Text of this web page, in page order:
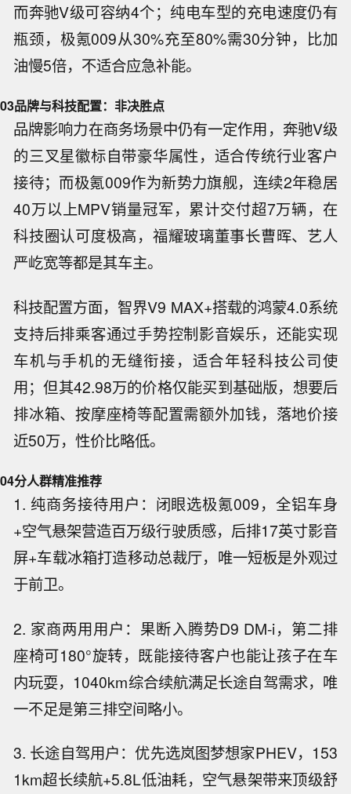
而奔驰V级可容纳4个；纯电车型的充电速度仍有
瓶颈，极氪009从30%充至80%需30分钟，比加
油慢5倍，不适合应急补能。
03品牌与科技配置：非决胜点
品牌影响力在商务场景中仍有一定作用，奔驰V级
的三叉星徽标自带豪华属性，适合传统行业客户
接待；而极氪009作为新势力旗舰，连续2年稳居
40万以上MPV销量冠军，累计交付超7万辆，在
科技圈认可度极高，福耀玻璃董事长曹晖、艺人
严屹宽等都是其车主。
科技配置方面，智界V9 MAX+搭载的鸿蒙4.0系统
支持后排乘客通过手势控制影音娱乐，还能实现
车机与手机的无缝衔接，适合年轻科技公司使
用；但其42.98万的价格仅能买到基础版，想要后
排冰箱、按摩座椅等配置需额外加钱，落地价接
近50万，性价比略低。
04分人群精准推荐
1. 纯商务接待用户：闭眼选极氪009，全铝车身
+空气悬架营造百万级行驶质感，后排17英寸影音
屏+车载冰箱打造移动总裁厅，唯一短板是外观过
于前卫。
2. 家商两用用户：果断入腾势D9 DM-i，第二排
座椅可180°旋转，既能接待客户也能让孩子在车
内玩耍，1040km综合续航满足长途自驾需求，唯
一不足是第三排空间略小。
3. 长途自驾用户：优先选岚图梦想家PHEV，153
1km超长续航+5.8L低油耗，空气悬架带来顶级舒